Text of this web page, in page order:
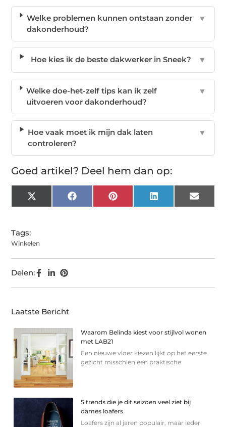
Welke problemen kunnen ontstaan zonder
dakonderhoud?
▼
Hoe kies ik de beste dakwerker in Sneek? ▼
Welke doe-het-zelf tips kan ik zelf
uitvoeren voor dakonderhoud?
▼
Hoe vaak moet ik mijn dak laten
controleren?
▼
Goed artikel? Deel hem dan op:
X
(Twitter)
FacebookPinterest LinkedIn Email
Tags:
Winkelen
Delen:
Laatste Bericht
Waarom Belinda kiest voor stijlvol wonen
met LAB21
Een nieuwe vloer kiezen lijkt op het eerste
gezicht misschien een praktische
5 trends die je dit seizoen veel ziet bij
dames loafers
Loafers zijn al jaren populair, maar ieder